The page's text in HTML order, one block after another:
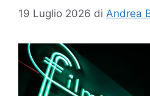
19 Luglio 2026 di Andrea